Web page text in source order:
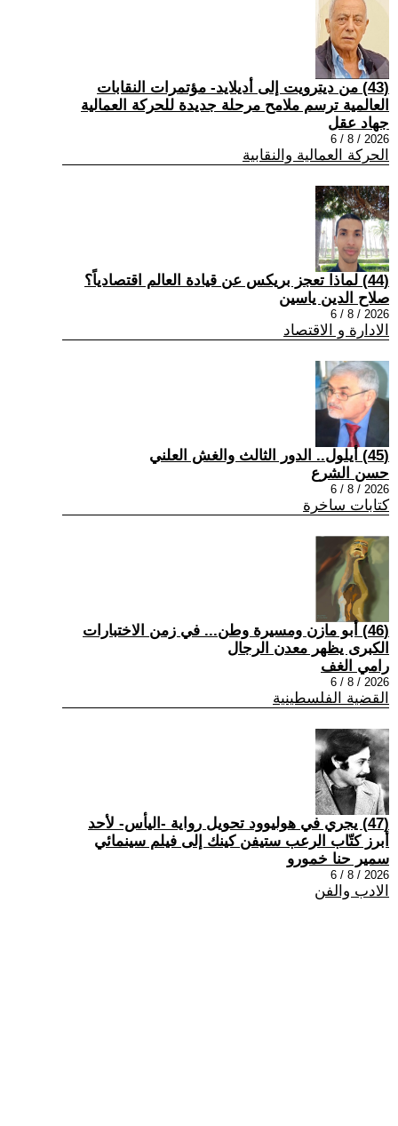
(43) من ديترويت إلى أديلايد- مؤتمرات النقابات
العالمية ترسم ملامح مرحلة جديدة للحركة العمالية
جهاد عقل
2026 / 8 / 6
الحركة العمالية والنقابية
(44) لماذا تعجز بريكس عن قيادة العالم اقتصادياً؟
صلاح الدين ياسين
2026 / 8 / 6
الادارة و الاقتصاد
(45) أيلول.. الدور الثالث والغش العلني
حسن الشرع
2026 / 8 / 6
كتابات ساخرة
(46) أبو مازن ومسيرة وطن... في زمن الاختبارات
الكبرى يظهر معدن الرجال
رامي الغف
2026 / 8 / 6
القضية الفلسطينية
(47) يجري في هوليوود تحويل رواية -اليأس- لأحد
أبرز كتّاب الرعب ستيفن كينك إلى فيلم سينمائي
سمير حنا خمورو
2026 / 8 / 6
الادب والفن